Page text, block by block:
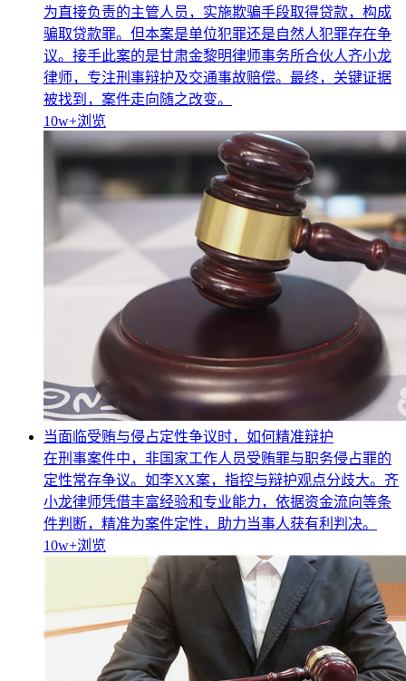
为直接负责的主管人员，实施欺骗手段取得贷款，构成
骗取贷款罪。但本案是单位犯罪还是自然人犯罪存在争
议。接手此案的是甘肃金黎明律师事务所合伙人齐小龙
律师，专注刑事辩护及交通事故赔偿。最终，关键证据
被找到，案件走向随之改变。
10w+浏览
当面临受贿与侵占定性争议时，如何精准辩护
在刑事案件中，非国家工作人员受贿罪与职务侵占罪的
定性常存争议。如李XX案，指控与辩护观点分歧大。齐
小龙律师凭借丰富经验和专业能力，依据资金流向等条
件判断，精准为案件定性，助力当事人获有利判决。
10w+浏览